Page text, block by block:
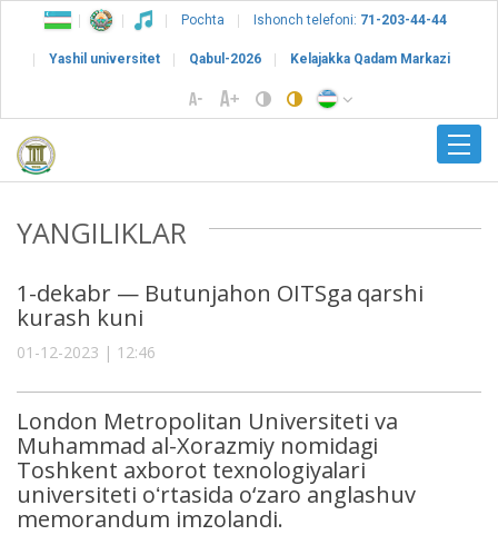
Pochta Ishonch telefoni: 71-203-44-44
Yashil universitet Qabul-2026 Kelajakka Qadam Markazi
YANGILIKLAR
1-dekabr — Butunjahon OITSga qarshi
kurash kuni
01-12-2023 | 12:46
London Metropolitan Universiteti va
Muhammad al-Xorazmiy nomidagi
Toshkent axborot texnologiyalari
universiteti oʻrtasida o‘zaro anglashuv
memorandum imzolandi.